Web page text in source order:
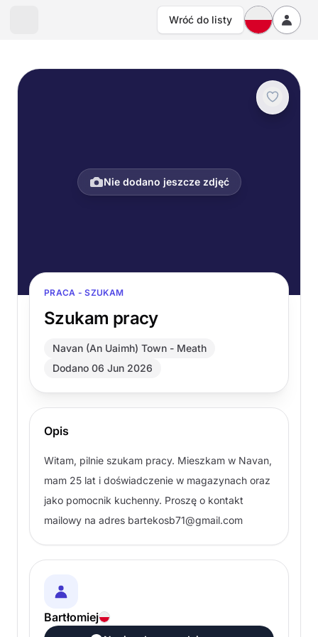
Wróć do listy
Nie dodano jeszcze zdjęć
PRACA - SZUKAM
Szukam pracy
Navan (An Uaimh) Town - Meath
Dodano 06 Jun 2026
Opis
Witam, pilnie szukam pracy. Mieszkam w Navan,
mam 25 lat i doświadczenie w magazynach oraz
jako pomocnik kuchenny. Proszę o kontakt
mailowy na adres bartekosb71@gmail.com
Bartłomiej